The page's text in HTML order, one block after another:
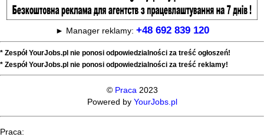
► Manager reklamy: +48 692 839 120
* Zespół YourJobs.pl nie ponosi odpowiedzialności za treść ogłoszeń!
* Zespół YourJobs.pl nie ponosi odpowiedzialności za treść reklamy!
© Praca 2023
Powered by YourJobs.pl
Praca: